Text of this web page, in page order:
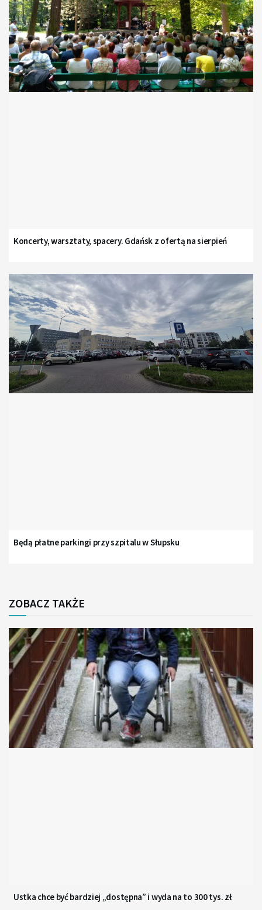
Koncerty, warsztaty, spacery. Gdańsk z ofertą na sierpień
Będą płatne parkingi przy szpitalu w Słupsku
ZOBACZ TAKŻE
Ustka chce być bardziej „dostępna” i wyda na to 300 tys. zł